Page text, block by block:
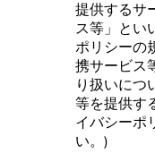
提供するサ
ス等」とい
ポリシーの
携サービス
り扱いにつ
等を提供す
イバシーポ
い。)